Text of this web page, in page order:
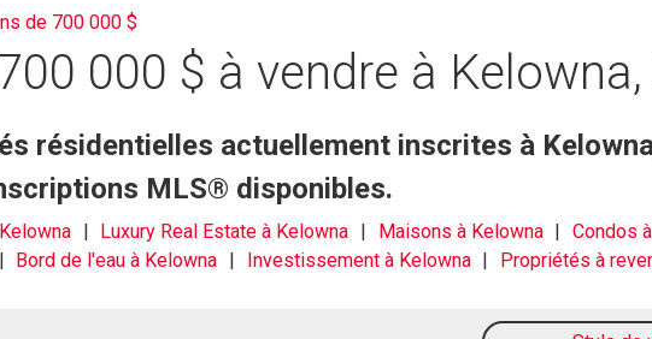
de 700 000 $
000 $ à vendre à Kelowna,
résidentielles actuellement inscrites à
MLS® disponibles.
Luxury Real Estate à Kelowna Maisons à Kelowna Condos
Bord de l'eau à Kelowna Investissement à Kelowna Propriétés à